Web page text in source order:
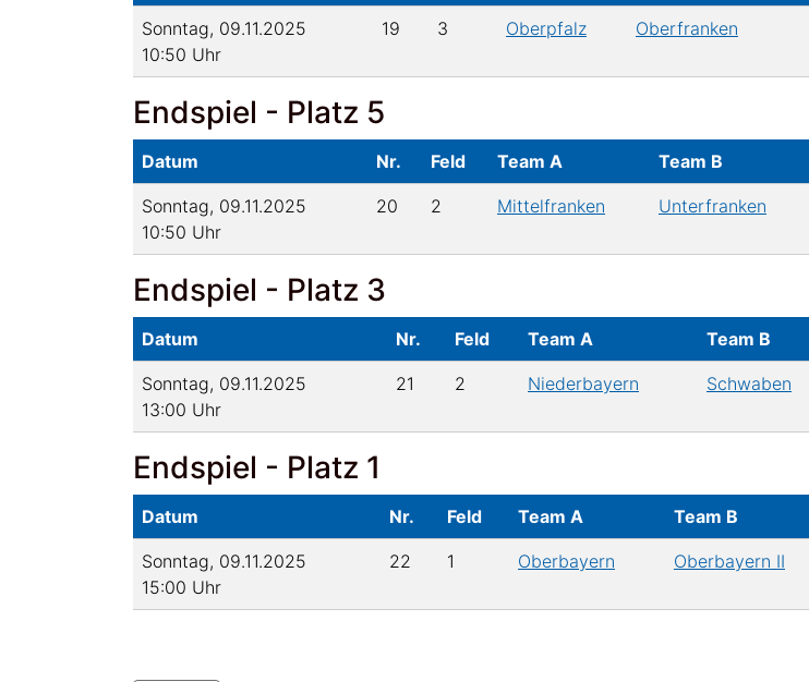
Sonntag, 09.11.2025
10:50 Uhr
19 3 Oberpfalz Oberfranken
Endspiel - Platz 5
Datum Nr. Feld Team A Team B
Sonntag, 09.11.2025
10:50 Uhr
20 2 Mittelfranken Unterfranken
Endspiel - Platz 3
Datum Nr. Feld Team A Team B
Sonntag, 09.11.2025
13:00 Uhr
21 2 Niederbayern Schwaben
Endspiel - Platz 1
Datum Nr. Feld Team A Team B
Sonntag, 09.11.2025
15:00 Uhr
22 1 Oberbayern Oberbayern II